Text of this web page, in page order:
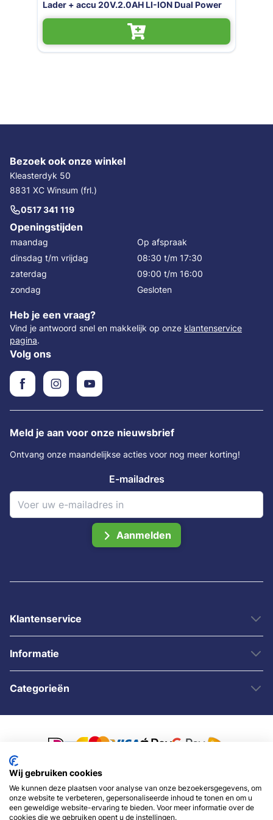
20V.2.0AH LI-ION Dual Power
Bezoek ook onze winkel
Kleasterdyk 50
8831 XC Winsum (frl.)
0517 341 119
Openingstijden
maandag
Op afspraak
dinsdag t/m vrijdag
08:30 t/m 17:30
zaterdag
09:00 t/m 16:00
zondag
Gesloten
Heb je een vraag?
Vind je antwoord snel en makkelijk op onze klantenservice
pagina.
Volg ons
Meld je aan voor onze nieuwsbrief
Ontvang onze maandelijkse acties voor nog meer korting!
E-mailadres
Aanmelden
Klantenservice
Informatie
Categorieën
© 2007 - 2026 - Sybshop.nl
Wij gebruiken cookies
We kunnen deze plaatsen voor analyse van onze bezoekersgegevens, om
onze website te verbeteren, gepersonaliseerde inhoud te tonen en om u
een geweldige website-ervaring te bieden. Voor meer informatie over de
cookies die we gebruiken opent u de instellingen.